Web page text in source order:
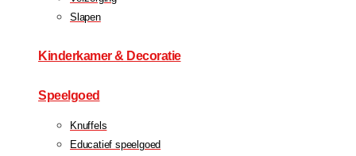
Slapen
Kinderkamer & Decoratie
Speelgoed
Knuffels
Educatief speelgoed